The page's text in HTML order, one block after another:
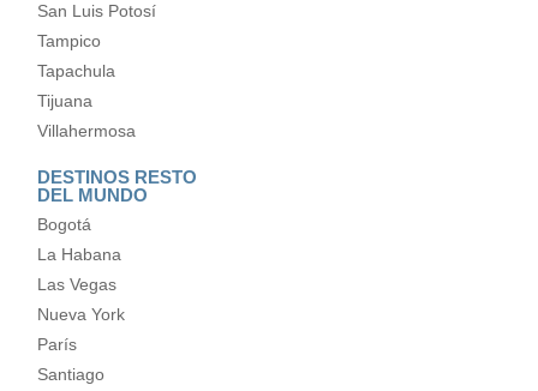
San Luis Potosí
Tampico
Tapachula
Tijuana
Villahermosa
DESTINOS RESTO
DEL MUNDO
Bogotá
La Habana
Las Vegas
Nueva York
París
Santiago